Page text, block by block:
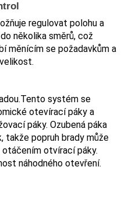
regulovat polohu a
několika směrů, což
měnícím se požadavkům a
systém se
otevírací páky a
páky. Ozubená páka
takže popruh brady může
otvírací páky.
náhodného otevření.